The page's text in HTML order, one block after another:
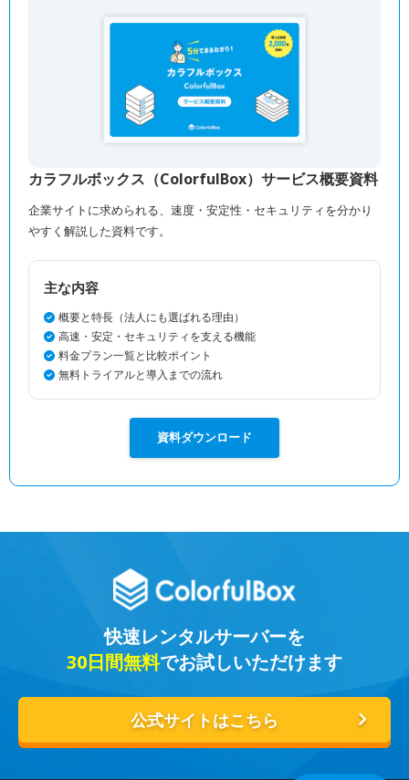
カラフルボックス（ColorfulBox）サービス概要資料
企業サイトに求められる、速度・安定性・セキュリティを分かり
やすく解説した資料です。
主な内容
概要と特長（法人にも選ばれる理由）
高速・安定・セキュリティを支える機能
料金プラン一覧と比較ポイント
無料トライアルと導入までの流れ
資料ダウンロード
快速レンタルサーバーを
30日間無料でお試しいただけます
公式サイトはこちら